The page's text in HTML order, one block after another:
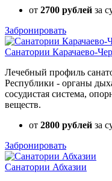
от 2700 рублей за
Забронировать
Санатории Карачаево-
Лечебный профиль
Республики - органы
сосудистая система,
веществ.
от 2800 рублей за
Забронировать
Санатории Абхазии